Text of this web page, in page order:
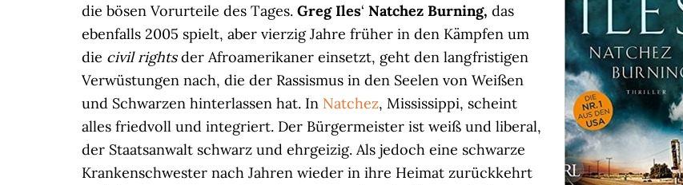
die bösen Vorurteile des Tages. Greg Iles‘ Natchez Burning, das
ebenfalls 2005 spielt, aber vierzig Jahre früher in den Kämpfen um
die civil rightsder Afroamerikaner einsetzt, geht den langfristigen
Verwüstungen nach, die der Rassismus in den Seelen von Weißen
und Schwarzen hinterlassen hat. In Natchez, Mississippi, scheint
alles friedvoll und integriert. Der Bürgermeister ist weiß und liberal,
der Staatsanwalt schwarz und ehrgeizig. Als jedoch eine schwarze
Krankenschwester nach Jahren wieder in ihre Heimat zurückkehrt